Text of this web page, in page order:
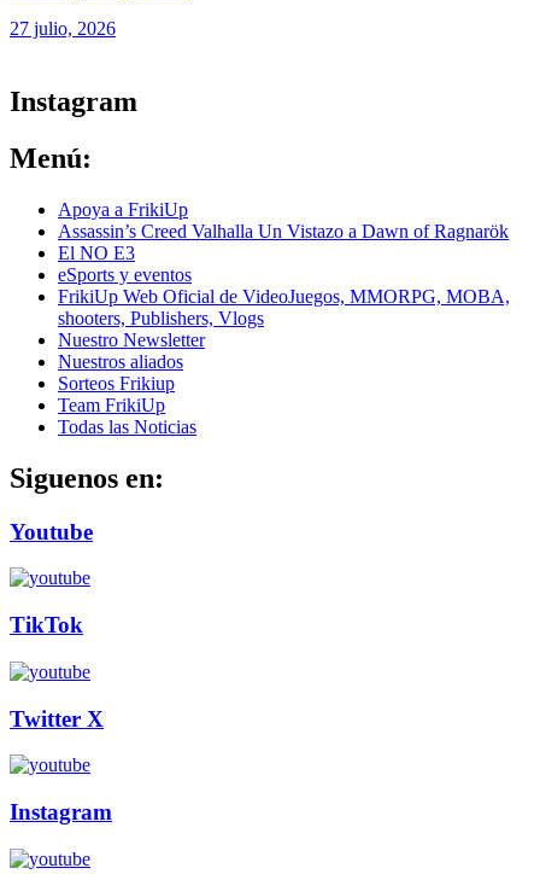
27 julio, 2026
Instagram
Menú:
Apoya a FrikiUp
Assassin’s Creed Valhalla Un Vistazo a Dawn of Ragnarök
El NO E3
eSports y eventos
FrikiUp Web Oficial de VideoJuegos, MMORPG, MOBA,
shooters, Publishers, Vlogs
Nuestro Newsletter
Nuestros aliados
Sorteos Frikiup
Team FrikiUp
Todas las Noticias
Siguenos en:
Youtube
TikTok
Twitter X
Instagram